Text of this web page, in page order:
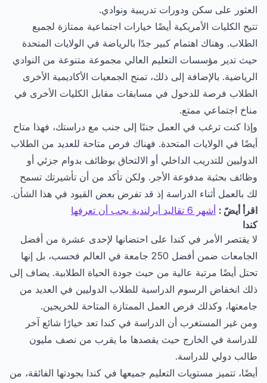
العثور على سكن ودورات تدريبية ونوادي.
تتيح الكليات الأمريكية أيضًا خيارات اجتماعية ممتازة لجميع
الطلاب. وهناك اهتمام كبير جدًا بالرياضة في الولايات المتحدة
حيث تدير مؤسسات التعليم العالي مجموعة متنوعة من النوادي
الرياضية. بالإضافة إلى ذلك، تمنح الجمعيات الأكاديمية الأخرى
الطلاب فرصة للدخول في مسابقات مقابل الكليات الأخرى في
مناخ اجتماعي ممتع.
وإذا كنت ترغب في العمل جنبًا إلى جنب مع دراستك، فهذا متاح
أيضًا في الولايات المتحدة. فهناك فرص متاحة للعديد من الطلاب
الدوليين للتدريب الداخلي أو الالتحاق بوظائف بدوام جزئي أو
وظائف بحثية مدفوعة الأجر. ولكن تأكد من أن تأشيرتك تسمح
لك بالعمل أثناء الدراسة إذ قد تفرض بعض القيود في هذا الشأن.
اقرأ أيضً : أشهر 6 تقاليد أيرلندية يجب أن تعرفها
كندا
لا يقتصر الأمر في كندا على احتضانها لإحدى عشرة من أفضل
الجامعات ضمن أفضل 250 جامعة في العالم فحسب، بل إنها
تحتل أيضًا مرتبة عالية من حيث جودة الحياة الطلابية. يضاف إلى
ذلك انخفاض الرسوم الدراسية للطلاب الدوليين في العديد من
جامعتها، وكذلك فرص العمل الممتازة المتاحة للخريجين.
ومن غير المستغرب أن الدراسة في كندا تعد خيارًا شائع آخر
للدراسة في الخارج حيث يقصدها ما يقرب من نصف مليون
طالب دولي للدراسة.
أيضًا، تتميز مستويات التعليم جميعها في كندا بجودتها الفائقة، من